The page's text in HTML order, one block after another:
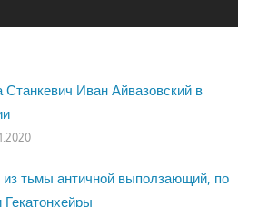
Станкевич Иван Айвазовский в
тьмы античной выползающий, по
Гекатонхейры